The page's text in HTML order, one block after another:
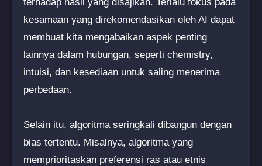
kesamaan yang direkomendasikan oleh AI dapat
membuat kita mengabaikan aspek penting
lainnya dalam hubungan, seperti chemistry,
intuisi, dan kesediaan untuk saling menerima
perbedaan.
Selain itu, algoritma seringkali dibangun dengan
bias tertentu. Misalnya, algoritma yang
memprioritaskan preferensi ras atau etnis